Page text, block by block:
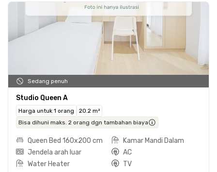
Sedang penuh
Studio Queen A
Harga untuk 1 orang
20.2 m²
Bisa dihuni maks. 2 orang dgn tambahan biaya
Queen Bed 160x200 cm
Kamar Mandi Dalam
Jendela arah luar
AC
Water Heater
TV